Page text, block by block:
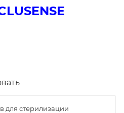
для стерилизации